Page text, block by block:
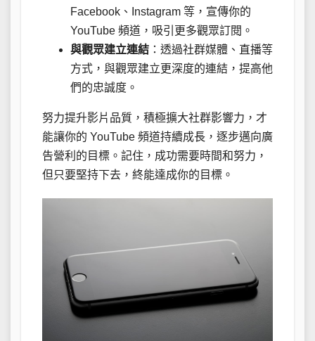
Facebook、Instagram 等，宣傳你的
YouTube 頻道，吸引更多觀眾訂閱。
與觀眾建立連結 ：透過社群媒體、直播等
方式，與觀眾建立更深度的連結，提高他
們的忠誠度。
努力提升影片品質，積極擴大社群影響力，才
能讓你的 YouTube 頻道持續成長，逐步邁向廣
告營利的目標。記住，成功需要時間和努力，
但只要堅持下去，終能達成你的目標。